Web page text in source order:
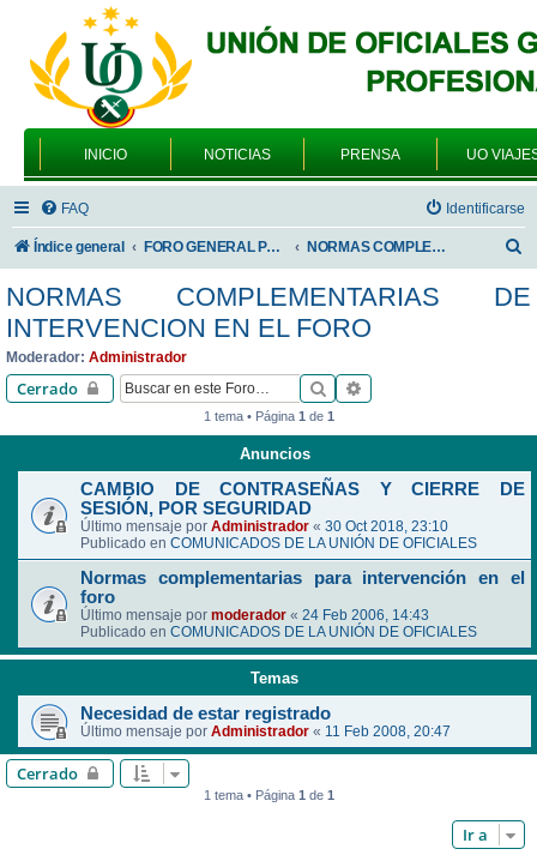
INICIO NOTICIAS PRENSA UO
FAQ Identificarse
Índice general FORO GENERAL PARA TODOS LOS USUARIOS NORMAS COMPLEMENTARIAS DE INTERVENCION EN EL FORO
s
NORMAS COMPLEMENTARIAS DE
INTERVENCION EN EL FORO
Moderador: Administrador
Cerrado Buscar
1 tema • Página 1de 1
Anuncios
CAMBIO DE CONTRASEÑAS Y CIERRE DE
SESIÓN, POR SEGURIDAD
Último mensaje por Administrador « 30 Oct 2018, 23:10
Publicado en COMUNICADOS DE LA UNIÓN DE OFICIALES
Normas complementarias para intervención en el
foro
Último mensaje por moderador « 24 Feb 2006, 14:43
Publicado en COMUNICADOS DE LA UNIÓN DE OFICIALES
Temas
Necesidad de estar registrado
Último mensaje por Administrador « 11 Feb 2008, 20:47
Cerrado
1 tema • Página 1de 1
Ir a